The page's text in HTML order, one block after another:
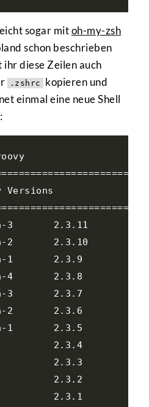
sogar mit oh-my-zsh
schon beschrieben
diese Zeilen auch
.zshrc
kopieren und
einmal eine neue Shell
Versions
3       2.3.11
2       2.3.10
1       2.3.9
4       2.3.8
3       2.3.7
2       2.3.6
1       2.3.5
2.3.4
2.3.3
2.3.2
2.3.1